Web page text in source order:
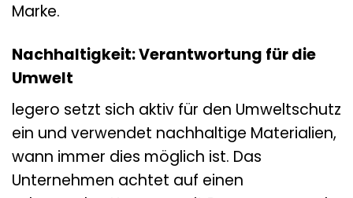
Marke.
Nachhaltigkeit: Verantwortung für die
Umwelt
legero setzt sich aktiv für den Umweltschutz
ein und verwendet nachhaltige Materialien,
wann immer dies möglich ist. Das
Unternehmen achtet auf einen